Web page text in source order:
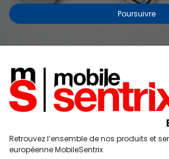
Étiquettes
Accueil Recherche
Poursuivre
Retrouvez l’ensemble de nos produits et
européenne MobileSentrix.
Copyright © 2024 FMP-France.